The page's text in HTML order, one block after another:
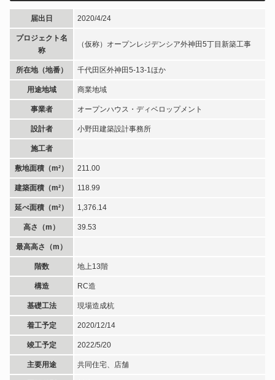
届出日 2020/4/24
プロジェクト名
称
（仮称）オープンレジデンシア外神田5丁目新築工事
所在地（地番） 千代田区外神田5-13-1ほか
用途地域 商業地域
事業者 オープンハウス・ディベロップメント
設計者 小野田建築設計事務所
施工者
敷地面積（m²） 211.00
建築面積（m²） 118.99
延べ面積（m²） 1,376.14
高さ（m） 39.53
最高高さ（m）
階数 地上13階
構造 RC造
基礎工法 現場造成杭
着工予定 2020/12/14
竣工予定 2022/5/20
主要用途 共同住宅、店舗